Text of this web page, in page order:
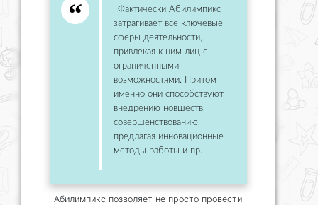
Фактически Абилимпикс
затрагивает все ключевые
сферы деятельности,
привлекая к ним лиц с
ограниченными
возможностями. Притом
именно они способствуют
внедрению новшеств,
совершенствованию,
предлагая инновационные
методы работы и пр.
Абилимпикс позволяет не просто провести